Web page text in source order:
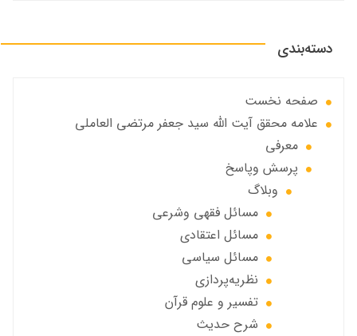
دسته‌بندی
صفحه نخست
علامه محقق آیت الله سید جعفر مرتضی العاملی
معرفی
پرسش وپاسخ
وبلاگ
مسائل فقهي وشرعي
مسائل اعتقادی
مسائل سياسي
نظریه‌پردازی
تفسیر و علوم قرآن
شرح حديث